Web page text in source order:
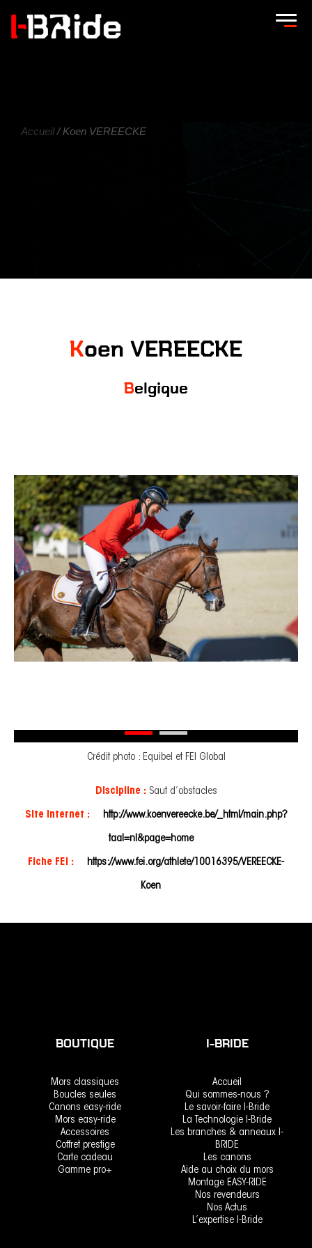
Accueil/ Koen VEREECKE
Koen VEREECKE
Belgique
Crédit photo : Equibel et FEI Global
Discipline :Saut d’obstacles
Site Internet : http://www.koenvereecke.be/_html/main.php?
taal=nl&page=home
Fiche FEI : https://www.fei.org/athlete/10016395/VEREECKE-
Koen
BOUTIQUE
Mors classiques
Boucles seules
Canons easy-ride
Mors easy-ride
Accessoires
Coffret prestige
Carte cadeau
Gamme pro+
I-BRIDE
Accueil
Qui sommes-nous ?
Le savoir-faire I-Bride
La Technologie I-Bride
Les branches & anneaux I-
BRIDE
Les canons
Aide au choix du mors
Montage EASY-RIDE
Nos revendeurs
Nos Actus
L’expertise I-Bride